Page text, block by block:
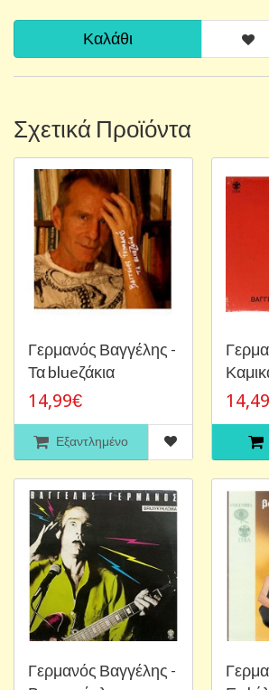
Καλάθι
Σχετικά Προϊόντα
Γερμανός Βαγγέλης -
Τα blueζάκια
14,99€
Εξαντλημένο
Γερμανός Βαγγέλης -